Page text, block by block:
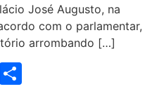
José Augusto, na
com o parlamentar,
arrombando […]
LinkedIn